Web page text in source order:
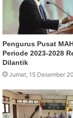
Pengurus Pusat
Periode 2023-2028
Dilantik
Jumat, 15 Desember